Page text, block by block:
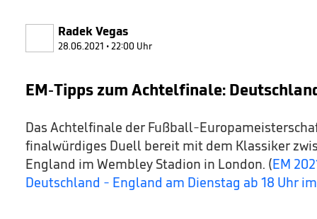
Radek Vegas
28.06.2021 • 22:00 Uhr
EM-Tipps zum Achtelfinale:
Das Achtelfinale der Fußball-
finalwürdiges Duell bereit mit dem Klassiker
England im Wembley Stadion in London. (EM
Deutschland - England am Dienstag ab 18 Uhr im